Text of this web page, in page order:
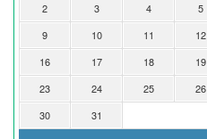
2
3 4 5
9
10 11 12
16
17 18 19
23
24 25 26
30
31